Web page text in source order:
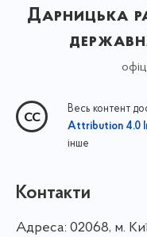
Дарницька
Весь контент
Attribution 4.0
інше
Контакти
Адреса: 02068, м.